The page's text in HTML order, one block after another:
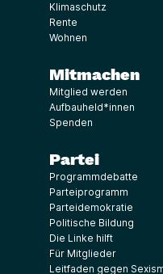
Klimaschutz
Rente
Wohnen
Mitmachen
Mitglied werden
Aufbauheld*innen
Spenden
Partei
Programmdebatte
Parteiprogramm
Parteidemokratie
Politische Bildung
Die Linke hilft
Für Mitglieder
Leitfaden gegen